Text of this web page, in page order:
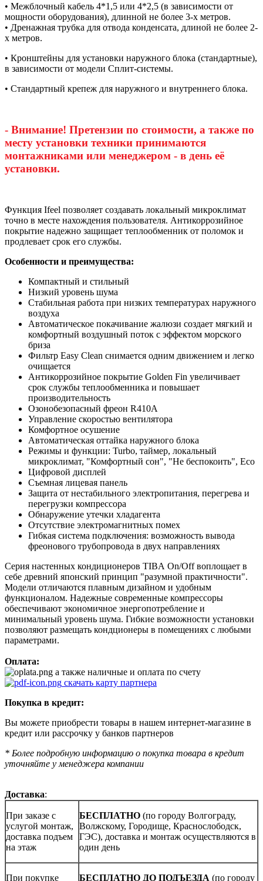
• Межблочный кабель 4*1,5 или 4*2,5 (в зависимости от
мощности оборудования), длинной не более 3-х метров.
• Дренажная трубка для отвода конденсата, длиной не более 2-
х метров.
• Кронштейны для установки наружного блока (стандартные),
в зависимости от модели Сплит-системы.
• Стандартный крепеж для наружного и внутреннего блока.
- Внимание! Претензии по стоимости, а также по
месту установки техники принимаются
монтажниками или менеджером - в день её
установки.
Функция Ifeel позволяет создавать локальный микроклимат
точно в месте нахождения пользователя. Антикоррозийное
покрытие надежно защищает теплообменник от поломок и
продлевает срок его службы.
Особенности и преимущества:
Компактный и стильный
Низкий уровень шума
Стабильная работа при низких температурах наружного
воздуха
Автоматическое покачивание жалюзи создает мягкий и
комфортный воздушный поток с эффектом морского
бриза
Фильтр Easy Clean снимается одним движением и легко
очищается
Антикоррозийное покрытие Golden Fin увеличивает
срок службы теплообменника и повышает
производительность
Озонобезопасный фреон R410A
Управление скоростью вентилятора
Комфортное осушение
Автоматическая оттайка наружного блока
Режимы и функции: Turbo, таймер, локальный
микроклимат, "Комфортный сон", "Не беспокоить", Eco
Цифровой дисплей
Съемная лицевая панель
Защита от нестабильного электропитания, перегрева и
перегрузки компрессора
Обнаружение утечки хладагента
Отсутствие электромагнитных помех
Гибкая система подключения: возможность вывода
фреонового трубопровода в двух направлениях
Серия настенных кондиционеров TIBA On/Off воплощает в
себе древний японский принцип "разумной практичности".
Модели отличаются плавным дизайном и удобным
функционалом. Надежные современные компрессоры
обеспечивают экономичное энергопотребление и
минимальный уровень шума. Гибкие возможности установки
позволяют размещать кондционеры в помещениях с любыми
параметрами.
Оплата:
а также наличные и оплата по счету
скачать карту партнера
Покупка в кредит:
Вы можете приобрести товары в нашем интернет-магазине в
кредит или рассрочку у банков партнеров
* Более подробную информацию о покупка товара в кредит
уточняйте у менеджера компании
Доставка:
При заказе с
услугой монтаж,
доставка подъем
на этаж
БЕСПЛАТНО (по городу Волгограду,
Волжскому, Городище, Краснослободск,
ГЭС), доставка и монтаж осуществляются в
один день
При покупке
БЕСПЛАТНО ДО ПОДЪЕЗДА (по городу